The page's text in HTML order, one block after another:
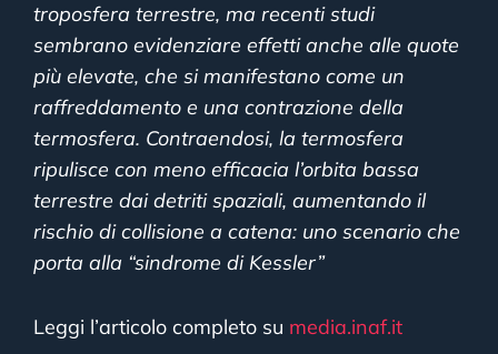
troposfera terrestre, ma recenti studi
sembrano evidenziare effetti anche alle quote
più elevate, che si manifestano come un
raffreddamento e una contrazione della
termosfera. Contraendosi, la termosfera
ripulisce con meno efficacia l’orbita bassa
terrestre dai detriti spaziali, aumentando il
rischio di collisione a catena: uno scenario che
porta alla “sindrome di Kessler”
Leggi l’articolo completo su media.inaf.it